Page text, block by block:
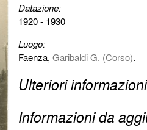
Datazione:
1920 - 1930
Luogo:
Faenza, Garibaldi G. (Corso).
Ulteriori informazioni
Informazioni da